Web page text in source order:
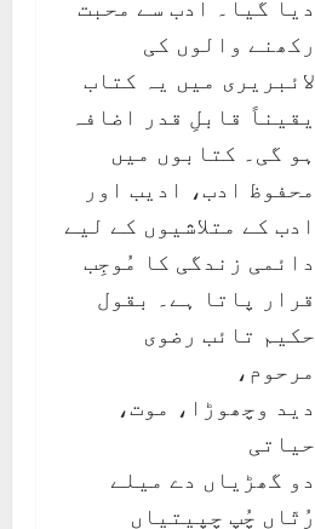
دیا گیا۔ ادب سے محبت
رکھنے والوں کی
لائبریری میں یہ کتاب
یقیناً قابلِ قدر اضافہ
ہو گی۔ کتابوں میں
محفوظ ادب، ادیب اور
ادب کے متلاشیوں کے لیے
دائمی زندگی کا مُوجِب
قرار پاتا ہے۔ بقول
حکیم تائب رضوی
مرحوم،
دید وچھوڑا، موت،
حیاتی
دو گھڑیاں دے میلے
رُتّاں چُپ چپیتیاں